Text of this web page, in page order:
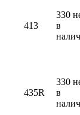
413
330
в
435R
330
в